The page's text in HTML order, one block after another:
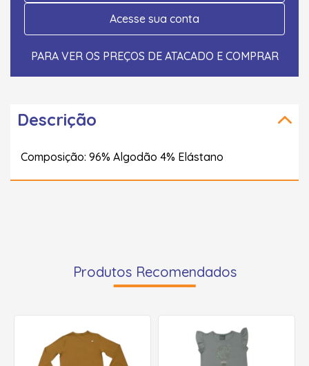
Acesse sua conta
PARA VER OS PREÇOS DE ATACADO E COMPRAR
Descrição
Composição: 96% Algodão 4% Elástano
Produtos Recomendados